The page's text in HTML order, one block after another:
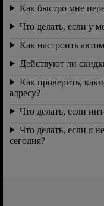
Как быстро мне
Что делать, если у
Как настроить
Действуют ли
Как проверить,
адресу?
Что делать, если
Что делать, если я
сегодня?